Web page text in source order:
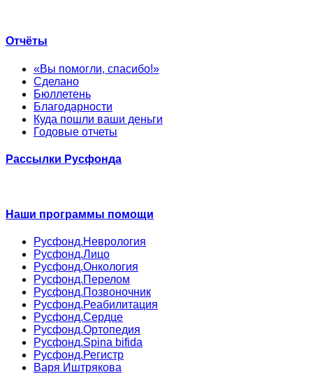
Отчёты
«Вы помогли, спасибо!»
Сделано
Бюллетень
Благодарности
Куда пошли ваши деньги
Годовые отчеты
Рассылки Русфонда
Наши программы помощи
Русфонд.Неврология
Русфонд.Лицо
Русфонд.Онкология
Русфонд.Перелом
Русфонд.Позвоночник
Русфонд.Реабилитация
Русфонд.Сердце
Русфонд.Ортопедия
Русфонд.Spina bifida
Русфонд.Регистр
Варя Иштрякова